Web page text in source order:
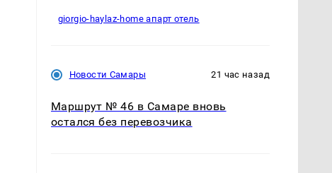
giorgio-haylaz-home апарт отель
Новости Самары 21 час назад
Маршрут № 46 в Самаре вновь
остался без перевозчика